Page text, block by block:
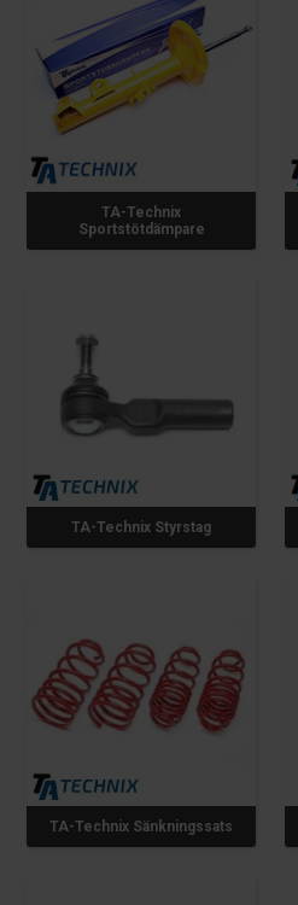
TA-Technix
Sportstötdämpare
TA-Technix Styrstag
TA-Technix Sänkningssats